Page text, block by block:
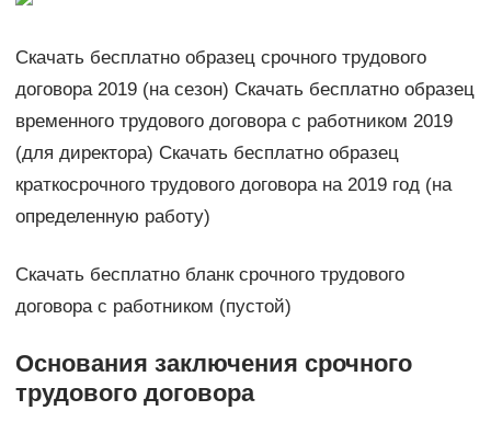
Скачать бесплатно образец срочного трудового
договора 2019 (на сезон) Скачать бесплатно образец
временного трудового договора с работником 2019
(для директора) Скачать бесплатно образец
краткосрочного трудового договора на 2019 год (на
определенную работу)
Скачать бесплатно бланк срочного трудового
договора с работником (пустой)
Основания заключения срочного
трудового договора